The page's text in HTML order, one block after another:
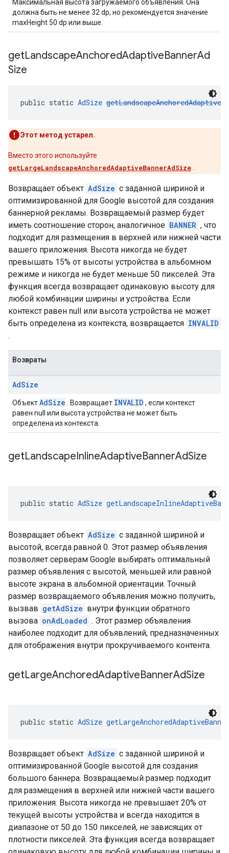
Максимальная высота загружаемого объявления. Она
должна быть не менее 32 dp, но рекомендуется значение
maxHeight 50 dp или выше.
getLandscapeAnchoredAdaptiveBannerAd
Size
public static AdSize
Этот метод устарел.
Вместо этого используйте
getLargeLandscapeAnchoredAdaptiveBannerAdSize
Возвращает объект AdSize с заданной шириной и
оптимизированной для Google высотой для создания
баннерной рекламы. Возвращаемый размер будет
иметь соотношение сторон, аналогичное BANNER , что
подходит для размещения в верхней или нижней части
вашего приложения. Высота никогда не будет
превышать 15% от высоты устройства в альбомном
режиме и никогда не будет меньше 50 пикселей. Эта
функция всегда возвращает одинаковую высоту для
любой комбинации ширины и устройства. Если
контекст равен null или высота устройства не может
быть определена из контекста, возвращается INVALID
.
Возвраты
AdSize
ОбъектAdSize . Возвращает INVALID , если контекст
равен null или высота устройства не может быть
определена из контекста.
getLandscapeInlineAdaptiveBannerAdSize
public static AdSize
Возвращает объект AdSize с заданной шириной и
высотой, всегда равной 0. Этот размер объявления
позволяет серверам Google выбирать оптимальный
размер объявления с высотой, меньшей или равной
высоте экрана в альбомной ориентации. Точный
размер возвращаемого объявления можно получить,
вызвав getAdSize внутри функции обратного
вызова onAdLoaded . Этот размер объявления
наиболее подходит для объявлений, предназначенных
для отображения внутри прокручиваемого контента.
getLargeAnchoredAdaptiveBannerAdSize
public static AdSize
Возвращает объект AdSize с заданной шириной и
оптимизированной Google высотой для создания
большого баннера. Возвращаемый размер подходит
для размещения в верхней или нижней части вашего
приложения. Высота никогда не превышает 20% от
текущей высоты устройства и всегда находится в
диапазоне от 50 до 150 пикселей, не зависящих от
плотности пикселей. Эта функция всегда возвращает